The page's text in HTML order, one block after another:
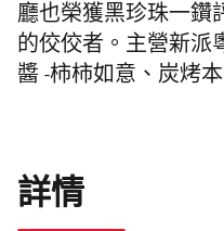
廳也榮獲黑珍珠一鑽
的佼佼者。主營新派
醬 -柿柿如意、炭烤
詳情